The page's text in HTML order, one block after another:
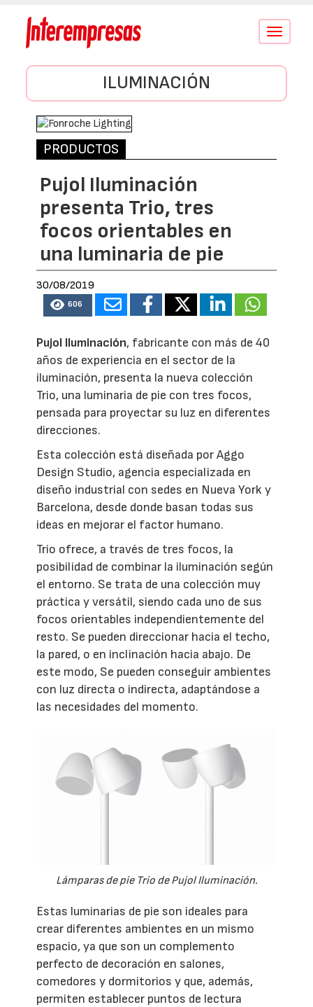
Conmutar
ILUMINACIÓN
PRODUCTOS
Pujol Iluminación
presenta Trio, tres
focos orientables en
una luminaria de pie
30/08/2019
606
Pujol Iluminación, fabricante con más de 40
años de experiencia en el sector de la
iluminación, presenta la nueva colección
Trio, una luminaria de pie con tres focos,
pensada para proyectar su luz en diferentes
direcciones.
Esta colección está diseñada por Aggo
Design Studio, agencia especializada en
diseño industrial con sedes en Nueva York y
Barcelona, desde donde basan todas sus
ideas en mejorar el factor humano.
Trio ofrece, a través de tres focos, la
posibilidad de combinar la iluminación según
el entorno. Se trata de una colección muy
práctica y versátil, siendo cada uno de sus
focos orientables independientemente del
resto. Se pueden direccionar hacia el techo,
la pared, o en inclinación hacia abajo. De
este modo, Se pueden conseguir ambientes
con luz directa o indirecta, adaptándose a
las necesidades del momento.
Lámparas de pie Trio de Pujol Iluminación.
Estas luminarias de pie son ideales para
crear diferentes ambientes en un mismo
espacio, ya que son un complemento
perfecto de decoración en salones,
comedores y dormitorios y que, además,
permiten establecer puntos de lectura